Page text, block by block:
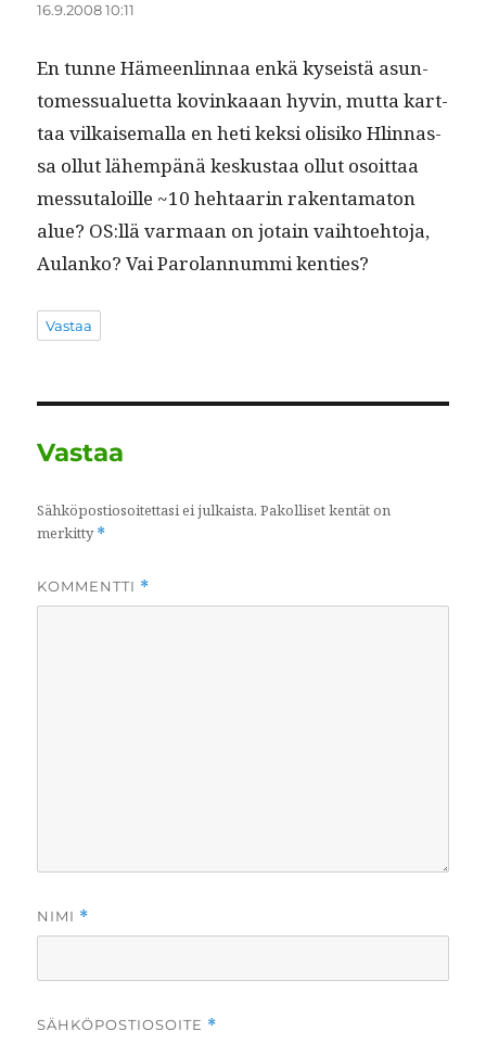
16.9.2008 10:11
En tunne Hämeen­lin­naa enkä kyseistä asun­
tomes­su­aluet­ta kovinkaaan hyvin, mut­ta kart­
taa vilkaise­mal­la en heti kek­si olisiko Hlin­nas­
sa ollut lähempänä keskus­taa ollut osoit­taa
mes­su­taloille ~10 hehtaarin rak­en­tam­a­ton
alue? OS:llä var­maan on jotain vai­h­toe­hto­ja,
Aulanko? Vai Parolan­num­mi kenties?
Vastaa
Vastaa
Sähköpostiosoitettasi ei julkaista. Pakolliset kentät on
merkitty*
KOMMENTTI *
NIMI *
SÄHKÖPOSTIOSOITE *